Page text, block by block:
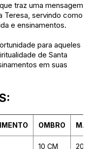
traz uma mensagem
Teresa, servindo como
e ensinamentos.
para aqueles
de Santa
em suas
OMBRO
10 CM 20